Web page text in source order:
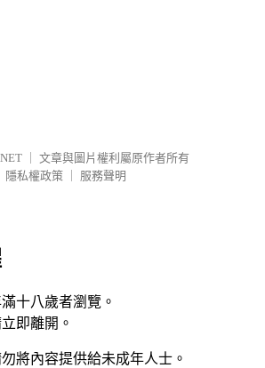
文章與圖片權利屬原作者所有
隱私權政策
服務聲明
十八歲者瀏覽。
即離開。
將內容提供給未成年人士。